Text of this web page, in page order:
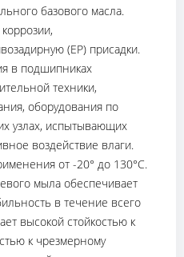
базового масла.
(ЕР) присадки.
в подшипниках
техники,
оборудования по
узлах, испытывающих
воздействие влаги.
от -20° до 130°C.
мыла обеспечивает
в течение всего
высокой стойкостью к
к чрезмерному